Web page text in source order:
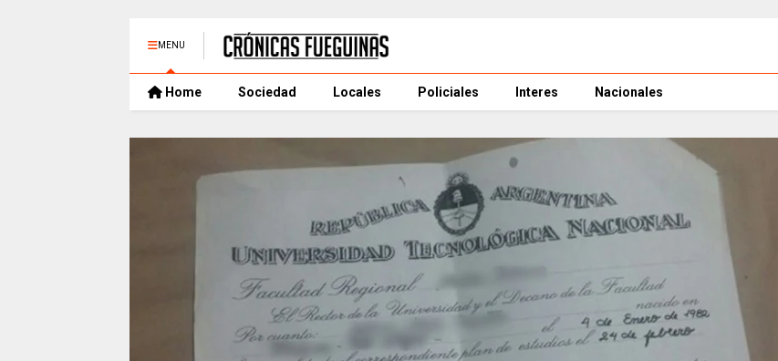
MENU
Home Sociedad Locales Policiales Interes Nacionales